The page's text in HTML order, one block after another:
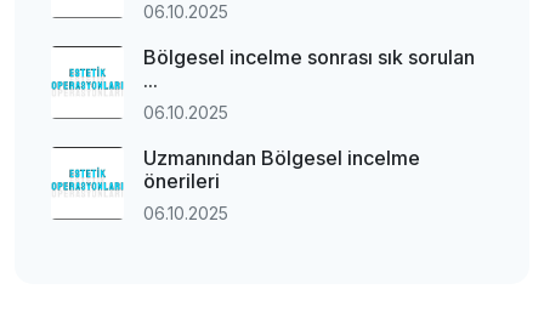
06.10.2025
Bölgesel incelme sonrası sık sorulan
...
06.10.2025
Uzmanından Bölgesel incelme
önerileri
06.10.2025